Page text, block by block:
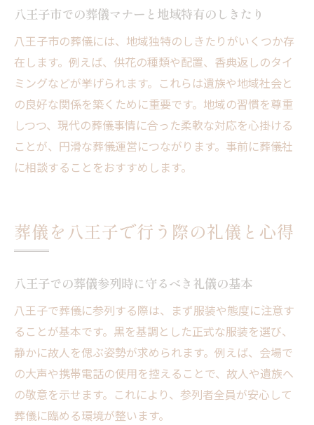
オンラインや小規模化が進む八王子葬儀事
情
八王子市で増える家族葬の最新エチケット
現代ならではの八王子葬儀マナーを徹底解
説
安心して葬儀準備を進めるための八王子ガイド
八王子市で安心して葬儀準備を始めるため
識
説
家族葬や小規模葬儀の準備方法と八王子事
情
八王子市で不安解消できる葬儀準備ガイド
八王子で後悔しない葬儀エチケット実践法
八王子市での葬儀マナーと地域特有のしきたり
八王子市の葬儀には、地域独特のしきたりがいくつか存
在します。例えば、供花の種類や配置、香典返しのタイ
ミングなどが挙げられます。これらは遺族や地域社会と
の良好な関係を築くために重要です。地域の習慣を尊重
しつつ、現代の葬儀事情に合った柔軟な対応を心掛ける
ことが、円滑な葬儀運営につながります。事前に葬儀社
に相談することをおすすめします。
葬儀を八王子で行う際の礼儀と心得
八王子での葬儀参列時に守るべき礼儀の基本
八王子で葬儀に参列する際は、まず服装や態度に注意す
ることが基本です。黒を基調とした正式な服装を選び、
静かに故人を偲ぶ姿勢が求められます。例えば、会場で
の大声や携帯電話の使用を控えることで、故人や遺族へ
の敬意を示せます。これにより、参列者全員が安心して
葬儀に臨める環境が整います。